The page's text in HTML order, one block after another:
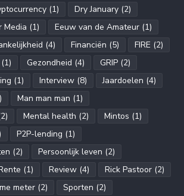
(1) Dry January (2)
Media (1) Eeuw van de Amateur (1)
(4) Financiën (5) FIRE (2)
(1) Gezondheid (4) GRIP (2)
(1) Interview (8) Jaardoelen (4)
Man man man (1)
Mental health (2) Mintos (1)
P2P-lending (1)
(2) Persoonlijk leven (2)
(1) Review (4) Rick Pastoor (2)
meter (2) Sporten (2)